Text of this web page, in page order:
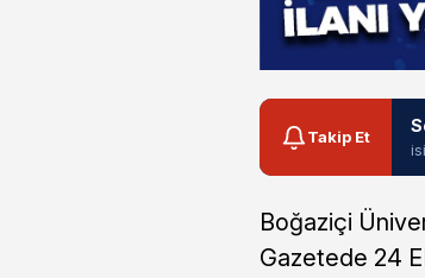
Takip Et
Boğaziçi
Gazetede 24